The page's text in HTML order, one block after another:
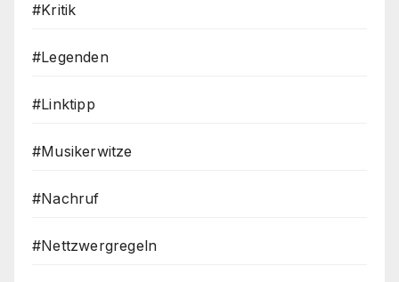
#Kritik
#Legenden
#Linktipp
#Musikerwitze
#Nachruf
#Nettzwergregeln